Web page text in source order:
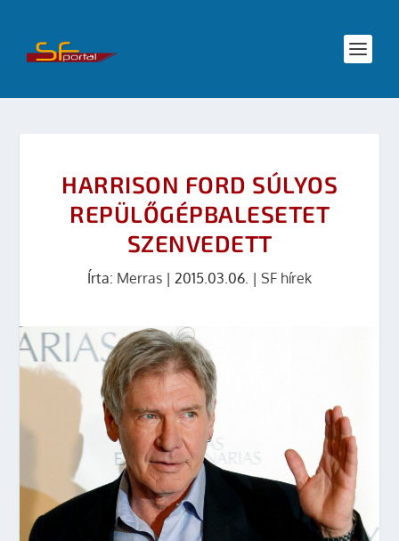
HARRISON FORD SÚLYOS
REPÜLŐGÉPBALESETET
SZENVEDETT
Írta: Merras | 2015.03.06. | SF hírek